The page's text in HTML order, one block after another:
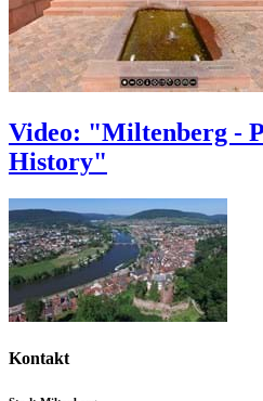
Video: "Miltenberg -
History"
Kontakt